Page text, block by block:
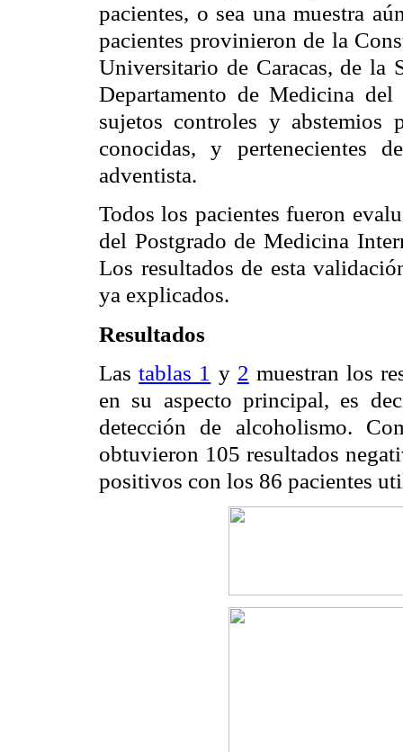
pacientes, o sea una muestra
pacientes provinieron de la
Universitario de Caracas, de la
Departamento de Medicina
sujetos controles y abstemios
conocidas, y pertenecientes
adventista.
Todos los pacientes fueron
del Postgrado de Medicina
Los resultados de esta
ya explicados.
Resultados
Lastablas 1 y 2 muestran los
en su aspecto principal, es
detección de alcoholismo.
obtuvieron 105 resultados
positivos con los 86 pacientes